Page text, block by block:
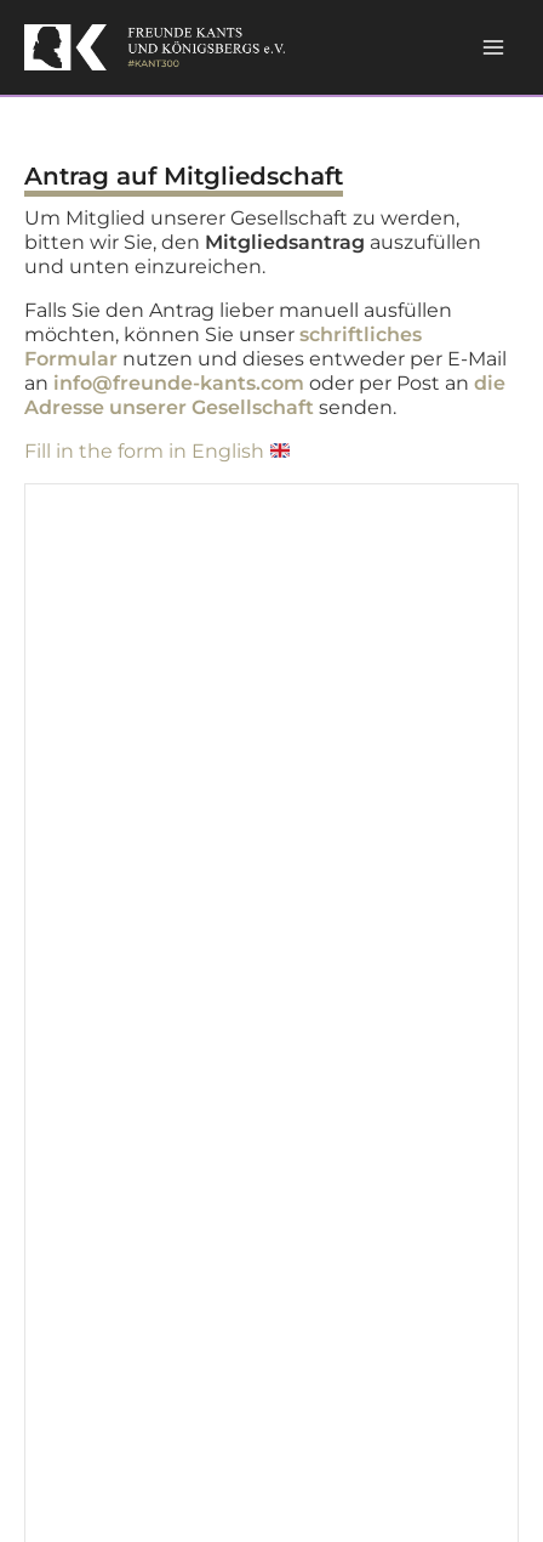
content
Antrag auf Mitgliedschaft
Um Mitglied unserer Gesellschaft zu werden,
bitten wir Sie, den Mitgliedsantrag auszufüllen
und unten einzureichen.
Falls Sie den Antrag lieber manuell ausfüllen
möchten, können Sie unser schriftliches
Formular nutzen und dieses entweder per E-Mail
an info@freunde-kants.com oder per Post an die
Adresse unserer Gesellschaft senden.
Fill in the form in English